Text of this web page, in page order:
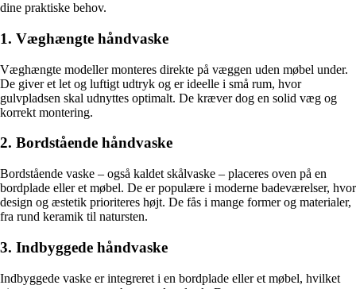
dine praktiske behov.
1. Væghængte håndvaske
Væghængte modeller monteres direkte på væggen uden møbel under.
De giver et let og luftigt udtryk og er ideelle i små rum, hvor
gulvpladsen skal udnyttes optimalt. De kræver dog en solid væg og
korrekt montering.
2. Bordstående håndvaske
Bordstående vaske – også kaldet skålvaske – placeres oven på en
bordplade eller et møbel. De er populære i moderne badeværelser, hvor
design og æstetik prioriteres højt. De fås i mange former og materialer,
fra rund keramik til natursten.
3. Indbyggede håndvaske
Indbyggede vaske er integreret i en bordplade eller et møbel, hvilket